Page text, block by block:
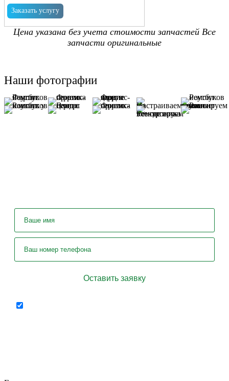
Заказать услугу
Цена указана без учета стоимости запчастей Все
запчасти оригинальные
Наши фотографии